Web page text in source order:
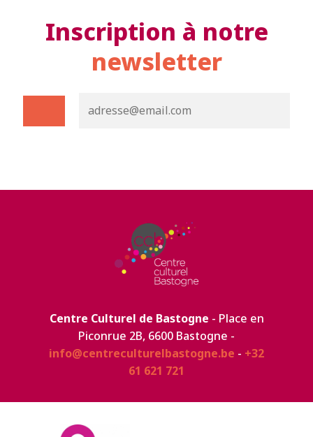
Inscription à notre
newsletter
Centre Culturel de Bastogne - Place en
Piconrue 2B, 6600 Bastogne -
info@centreculturelbastogne.be - +32
61 621 721